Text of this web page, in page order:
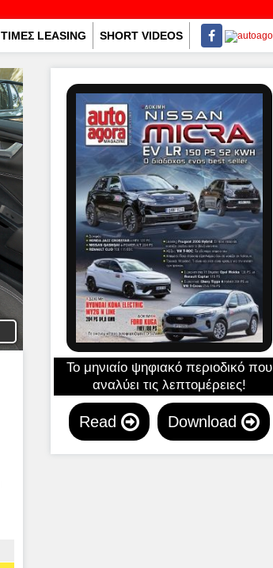
ΤΙΜΕΣ LEASING SHORT VIDEOS
Το μηνιαίο ψηφιακό περιοδικό που
αναλύει τις λεπτομέρειες!
Read Download